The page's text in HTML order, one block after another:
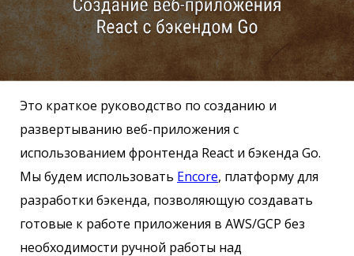
Это краткое руководство по созданию и
развертыванию веб-приложения с
использованием фронтенда React и бэкенда Go.
Мы будем использовать Encore, платформу для
разработки бэкенда, позволяющую создавать
готовые к работе приложения в AWS/GCP без
необходимости ручной работы над